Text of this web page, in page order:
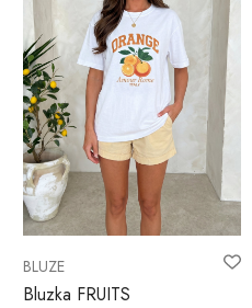
BLUZE
Bluzka FRUITS